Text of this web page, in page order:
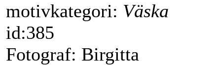
motivkategori: Väska
id:385
Fotograf: Birgitta